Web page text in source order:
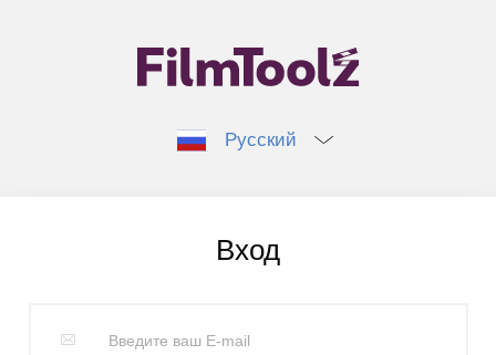
Русский
Вход